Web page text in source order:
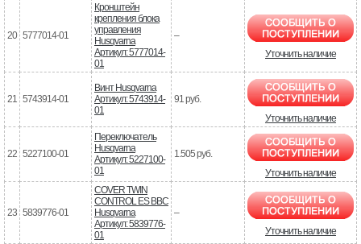
20 5777014-01
Кронштейн
крепления блока
управления
Husqvarna
Артикул: 5777014-
01
–
Уточнить наличие
21 5743914-01
Винт Husqvarna
Артикул: 5743914-
01
91 руб.
Уточнить наличие
22 5227100-01
Переключатель
Husqvarna
Артикул: 5227100-
01
1.505 руб.
Уточнить наличие
23 5839776-01
COVER TWIN
CONTROL ES BBC
Husqvarna
Артикул: 5839776-
01
–
Уточнить наличие